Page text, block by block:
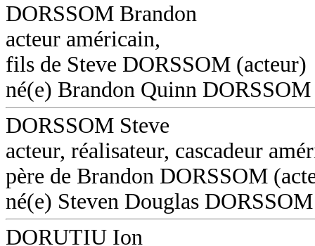
DORSSOM Brandon
acteur américain,
fils de Steve DORSSOM (acteur)
né(e) Brandon Quinn DORSSOM
DORSSOM Steve
acteur, réalisateur, cascadeur
père de Brandon DORSSOM
né(e) Steven Douglas DORSSOM
DORUTIU Ion